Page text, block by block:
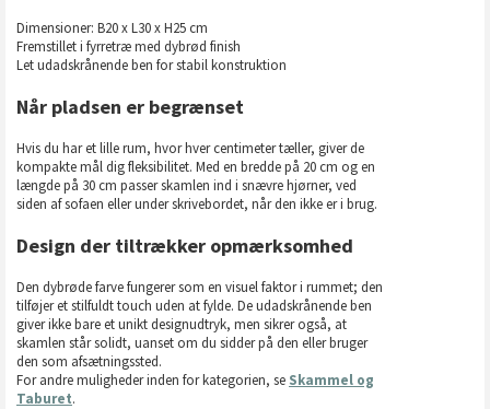
Dimensioner: B20 x L30 x H25 cm
Fremstillet i fyrretræ med dybrød finish
Let udadskrånende ben for stabil konstruktion
Når pladsen er begrænset
Hvis du har et lille rum, hvor hver centimeter tæller, giver de
kompakte mål dig fleksibilitet. Med en bredde på 20 cm og en
længde på 30 cm passer skamlen ind i snævre hjørner, ved
siden af sofaen eller under skrivebordet, når den ikke er i brug.
Design der tiltrækker opmærksomhed
Den dybrøde farve fungerer som en visuel faktor i rummet; den
tilføjer et stilfuldt touch uden at fylde. De udadskrånende ben
giver ikke bare et unikt designudtryk, men sikrer også, at
skamlen står solidt, uanset om du sidder på den eller bruger
den som afsætningssted.
For andre muligheder inden for kategorien, se Skammel og
Taburet.